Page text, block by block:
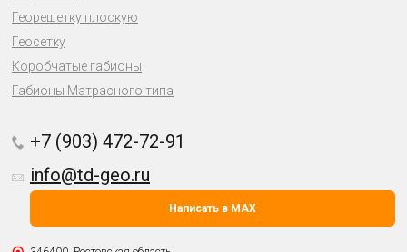
Георешетку плоскую
Геосетку
Коробчатые габионы
Габионы Матрасного типа
+7 (903) 472-72-91
info@td-geo.ru
Написать в MAX